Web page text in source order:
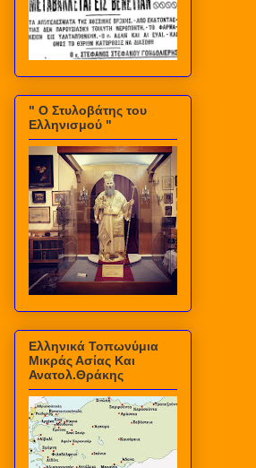
" Ο Στυλοβάτης του
Ελληνισμού "
Ελληνικά Τοπωνύμια
Μικράς Ασίας Και
Ανατολ.Θράκης